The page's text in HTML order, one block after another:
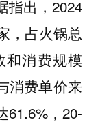
指出，2024
，占火锅总
和消费规模
消费单价来
61.6%，20-